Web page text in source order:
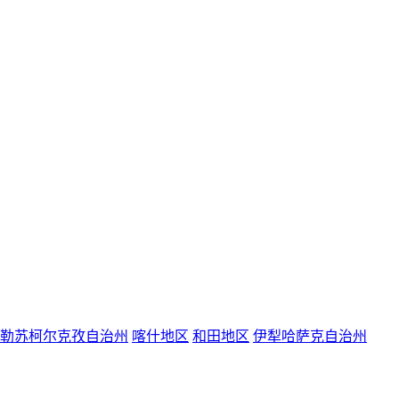
苏柯尔克孜自治州 喀什地区 和田地区 伊犁哈萨克自治州